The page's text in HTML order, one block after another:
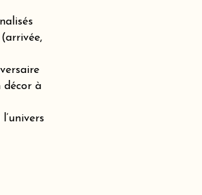
décor à